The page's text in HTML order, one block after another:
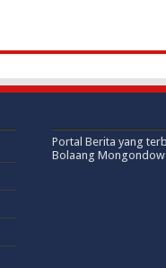
Portal Berita yang
Bolaang Mongondow